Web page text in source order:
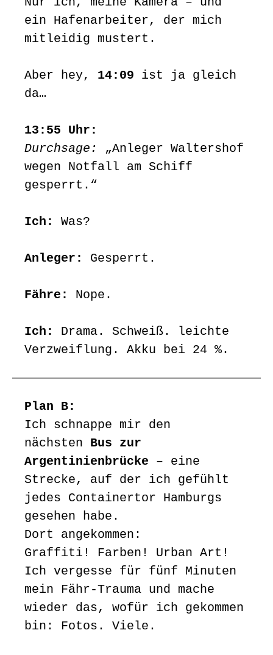
ein Hafenarbeiter, der mich
mitleidig mustert.
Aber hey, 14:09 ist ja gleich
da…
13:55 Uhr:
Durchsage:
„Anleger Waltershof
wegen Notfall am Schiff
gesperrt.“
Ich: Was?
Anleger: Gesperrt.
Fähre: Nope.
Ich:
Drama. Schweiß. leichte
Verzweiflung. Akku bei 24 %.
Plan B:
Ich schnappe mir den
nächsten Bus zur
Argentinienbrücke – eine
Strecke, auf der ich gefühlt
jedes Containertor Hamburgs
gesehen habe.
Dort angekommen:
Graffiti! Farben! Urban Art!
Ich vergesse für fünf Minuten
mein Fähr-Trauma und mache
wieder das, wofür ich gekommen
bin: Fotos. Viele.